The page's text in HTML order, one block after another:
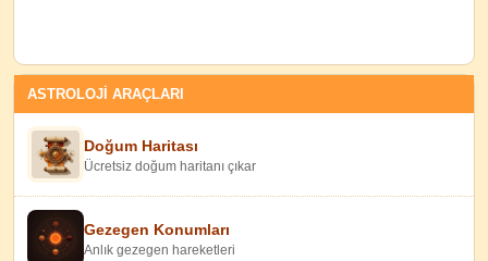
ASTROLOJİ ARAÇLARI
Doğum Haritası
Ücretsiz doğum haritanı çıkar
Gezegen Konumları
Anlık gezegen hareketleri